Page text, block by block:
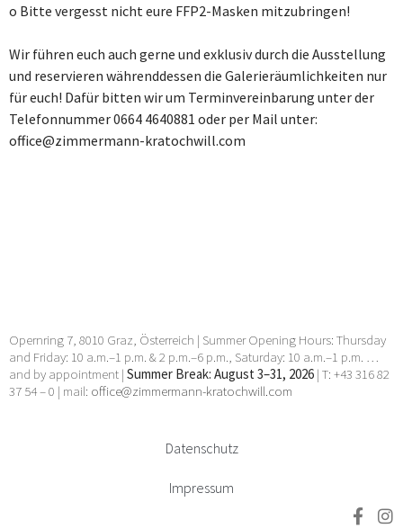
o Bitte vergesst nicht eure FFP2-Masken mitzubringen!
Wir führen euch auch gerne und exklusiv durch die Ausstellung
und reservieren währenddessen die Galerieräumlichkeiten nur
für euch! Dafür bitten wir um Terminvereinbarung unter der
Telefonnummer 0664 4640881 oder per Mail unter:
office@zimmermann-kratochwill.com
Opernring 7, 8010 Graz, Österreich | Summer Opening Hours: Thursday
and Friday: 10 a.m.–1 p.m. & 2 p.m.–6 p.m., Saturday: 10 a.m.–1 p.m. …
and by appointment | Summer Break: August 3–31, 2026 | T: +43 316 82
37 54 – 0 | mail: office@zimmermann-kratochwill.com
Datenschutz
Impressum